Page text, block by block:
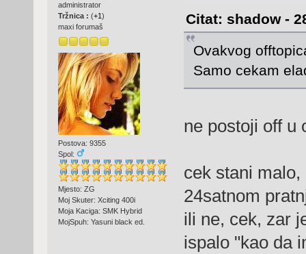
administrator
Tržnica : (+1 )
maxi forumaš
Postova: 9355
Spol:
Mjesto: ZG
Moj Skuter: Xciting 400i
Moja Kaciga: SMK Hybrid
MojSpuh: Yasuni black ed.
Citat: shadow -
Ovakvog
Samo cekam
ne postoji off
cek stani
24satnom
ili ne, cek, zar
ispalo "kao da